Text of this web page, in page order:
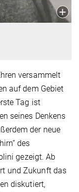
versammelt
auf dem Gebiet
Tag ist
seines Denkens
der neue
des
gezeigt. Ab
und Zukunft das
diskutiert,